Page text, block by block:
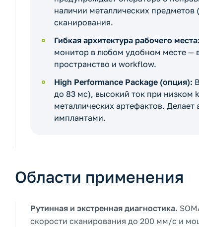
наличии металлических
сканирования.
Гибкая архитектура рабочего места:
монитор в любом удобном месте —
пространство и workflow.
High Performance Package (опция):
до 83 мс), высокий ток при низком
металлических артефактов.
имплантами.
Области применения
Рутинная и экстренная диагностика.
скорости сканирования до 200 мм/с и